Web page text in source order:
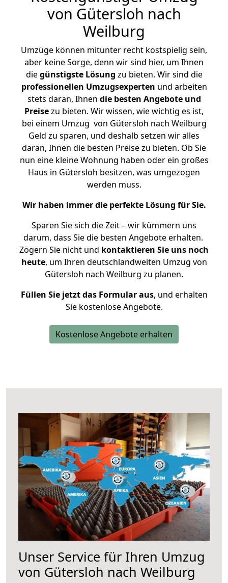
von Gütersloh nach
Weilburg
Umzüge können mitunter recht kostspielig sein,
aber keine Sorge, denn wir sind hier, um Ihnen
diegünstigste Lösung zu bieten. Wir sind die
professionellen Umzugsexperten und arbeiten
stets daran, Ihnen die besten Angebote und
Preisezu bieten. Wir wissen, wie wichtig es ist,
bei einem Umzug von Gütersloh nach Weilburg
Geld zu sparen, und deshalb setzen wir alles
daran, Ihnen die besten Preise zu bieten. Ob Sie
nun eine kleine Wohnung haben oder ein großes
Haus in Gütersloh besitzen, was umgezogen
werden muss.
Wir haben immer die perfekte Lösung für Sie.
Sparen Sie sich die Zeit – wir kümmern uns
darum, dass Sie die besten Angebote erhalten.
Zögern Sie nicht und kontaktieren Sie uns noch
heute, um Ihren deutschlandweiten Umzug von
Gütersloh nach Weilburg zu planen.
Füllen Sie jetzt das Formular aus, und erhalten
Sie kostenlose Angebote.
Kostenlose Angebote erhalten
Unser Service für Ihren Umzug
von Gütersloh nach Weilburg